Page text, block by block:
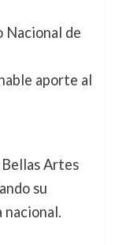
Nacional de
aporte al
Artes
su